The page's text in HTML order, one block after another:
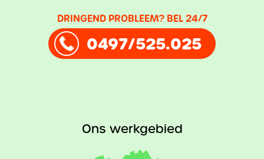
DRINGEND PROBLEEM? BEL 24/7
0497/525.025
Ons werkgebied